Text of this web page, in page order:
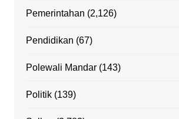
Pemerintahan (2,126)
Pendidikan (67)
Polewali Mandar(143)
Politik(139)